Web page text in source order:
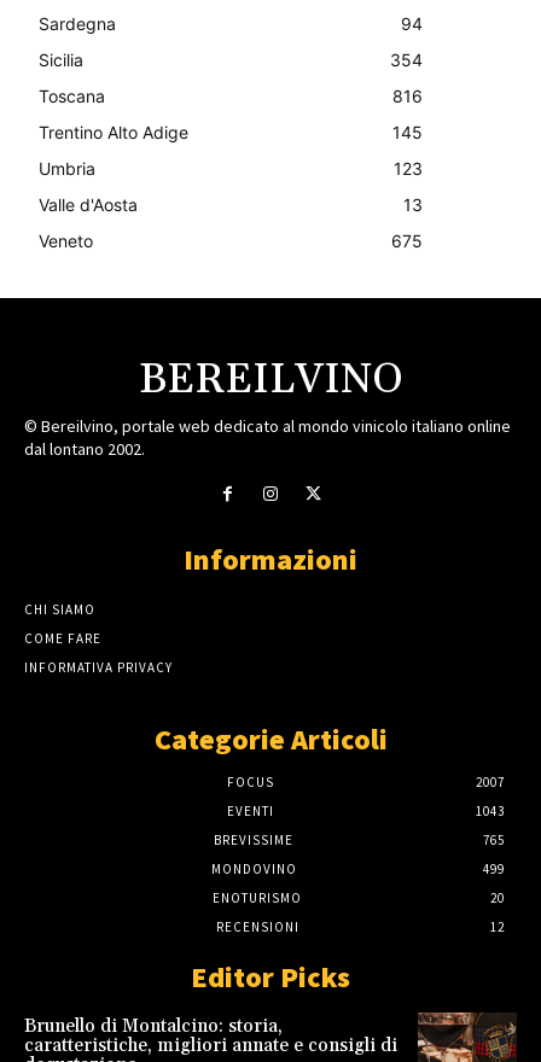
Sardegna
94
Sicilia
354
Toscana
816
Trentino Alto Adige
145
Umbria
123
Valle d'Aosta
13
Veneto
675
BEREILVINO
© Bereilvino, portale web dedicato al mondo vinicolo italiano online
dal lontano 2002.
Informazioni
CHI SIAMO
COME FARE
INFORMATIVA PRIVACY
Categorie Articoli
FOCUS
2007
EVENTI
1043
BREVISSIME
765
MONDOVINO
499
ENOTURISMO
20
RECENSIONI
12
Editor Picks
Brunello di Montalcino: storia,
caratteristiche, migliori annate e consigli di